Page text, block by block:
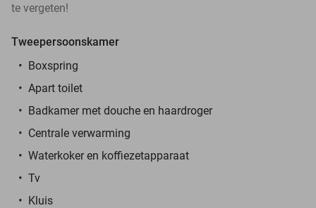
te vergeten!
Tweepersoonskamer
Boxspring
Apart toilet
Badkamer met douche en haardroger
Centrale verwarming
Waterkoker en koffiezetapparaat
Tv
Kluis